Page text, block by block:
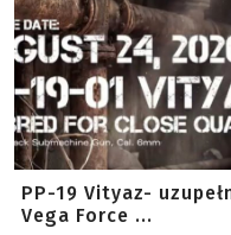
PP-19 Vityaz-
Vega Force ...